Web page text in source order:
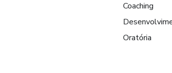
Coaching
Oratória